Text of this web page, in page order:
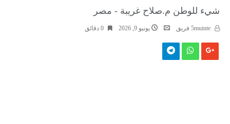
شيء للوطن م.صلاح غريبة - مصر
يونيو 9, 2026 0 ‫دقائق‬